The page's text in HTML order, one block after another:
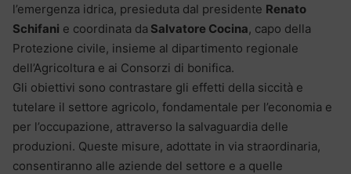
l’emergenza idrica, presieduta dal presidente Renato
Schifani e coordinata da Salvatore Cocina, capo della
Protezione civile, insieme al dipartimento regionale
dell’Agricoltura e ai Consorzi di bonifica.
Gli obiettivi sono contrastare gli effetti della siccità e
tutelare il settore agricolo, fondamentale per l’economia e
per l’occupazione, attraverso la salvaguardia delle
produzioni. Queste misure, adottate in via straordinaria,
consentiranno alle aziende del settore e a quelle